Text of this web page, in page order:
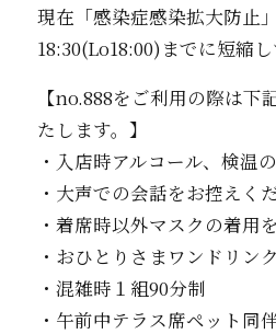
現在「感染症感染拡大防止
18:30(Lo18:00)までに短縮し
【no.888をご利用の際は下
たします。】
・入店時アルコール、検温
・大声での会話をお控えく
・着席時以外マスクの着用
・おひとりさまワンドリン
・混雑時１組90分制
・午前中テラス席ペット同